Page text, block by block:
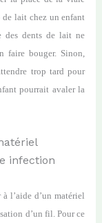
lait chez un enfant
des dents de laitne
faire bouger. Sinon,
trop tard pour
pourrait avaler la
infection
l’aide d’un matériel
d’un fil. Pour ce